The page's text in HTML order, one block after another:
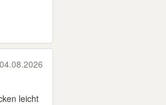
04.08.2026
leicht